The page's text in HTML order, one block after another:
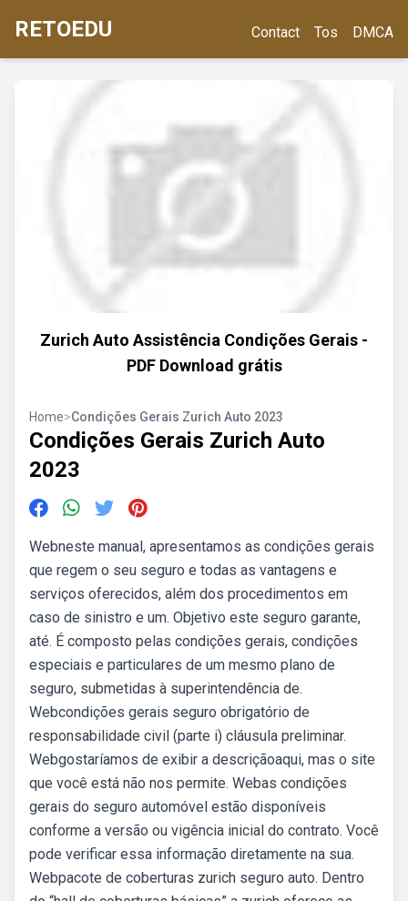
RETOEDU Contact Tos DMCA
Zurich Auto Assistência Condições Gerais -
PDF Download grátis
Home>Condições Gerais Zurich Auto 2023
Condições Gerais Zurich Auto
2023
Webneste manual, apresentamos as condições gerais
que regem o seu seguro e todas as vantagens e
serviços oferecidos, além dos procedimentos em
caso de sinistro e um. Objetivo este seguro garante,
até. É composto pelas condições gerais, condições
especiais e particulares de um mesmo plano de
seguro, submetidas à superintendência de.
Webcondições gerais seguro obrigatório de
responsabilidade civil (parte i) cláusula preliminar.
Webgostaríamos de exibir a descriçãoaqui, mas o site
que você está não nos permite. Webas condições
gerais do seguro automóvel estão disponíveis
conforme a versão ou vigência inicial do contrato. Você
pode verificar essa informação diretamente na sua.
Webpacote de coberturas zurich seguro auto. Dentro